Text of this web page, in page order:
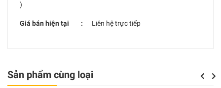
)
Giá bán hiện tại : Liên hệ trực tiếp
Sản phẩm cùng loại Previous
Next